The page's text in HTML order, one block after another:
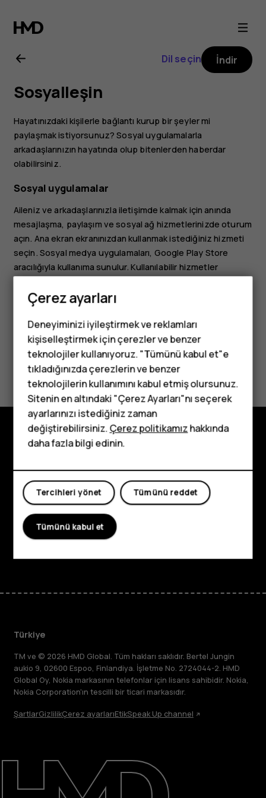
Nokia
3
kullanıcı
kılavuzu
Tuşlu telefonlar
Çocuklar için
telefonlar
Destek
Dil seçin İndir
Sosyalleşin
Hayatınızdaki kişilerle bağlantı kurup bir şeyler mi
paylaşmak istiyorsunuz? Sosyal uygulamalarla
arkadaşlarınızın hayatında olup bitenlerden haberdar
olabilirsiniz.
Sosyal uygulamalar
Aileniz ve arkadaşlarınızla iletişimde kalmak için anında
mesajlaşma, paylaşım ve sosyal ağ hizmetlerinizde oturum
açın. Ana ekran ekranınızdan kullanmak istediğiniz hizmeti
seçin. Sosyal medya uygulamaları, Google Play Store
aracılığıyla kullanıma sunulur. Kullanılabilir hizmetler
Bu size yardımcı oldu mu?
Evet Hayır
Keşfedin
Hakkında
Planet and people
Destek
Türkiye
TM ve © 2026 HMD Global. Tüm hakları saklıdır. Bertel Jungin
aukio 9, 02600 Espoo, Finlandiya. İşletme No. 2724044-2. HMD
Global Oy, Nokia markasının telefonlar için lisans sahibidir. Nokia,
Nokia Corporation'ın tescilli bir ticari markasıdır.
ŞartlarGizlilikÇerez ayarlarıEtikSpeak Up channel
Çerez ayarları
Deneyiminizi iyileştirmek ve reklamları
kişiselleştirmek için çerezler ve benzer
teknolojiler kullanıyoruz. "Tümünü kabul et"e
tıkladığınızda çerezlerin ve benzer
teknolojilerin kullanımını kabul etmiş olursunuz.
Sitenin en altındaki "Çerez Ayarları"nı seçerek
ayarlarınızı istediğiniz zaman
değiştirebilirsiniz.Çerez politikamızhakkında
daha fazla bilgi edinin.
Tümünü reddet
Tercihleri yönet
Tümünü kabul et